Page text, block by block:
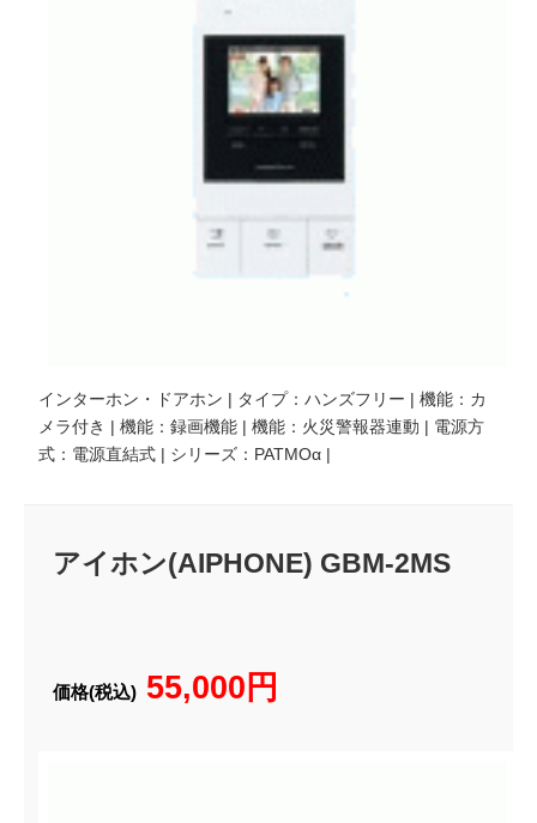
インターホン・ドアホン | タイプ：ハンズフリー | 機能：カ
メラ付き | 機能：録画機能 | 機能：火災警報器連動 | 電源方
式：電源直結式 | シリーズ：PATMOα |
アイホン(AIPHONE) GBM-2MS
価格(税込)55,000円